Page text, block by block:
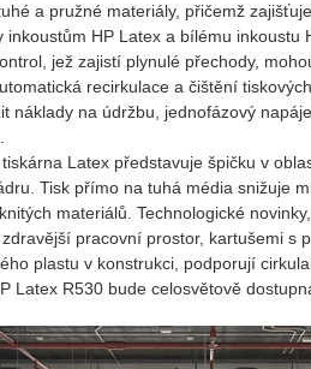
a pruž­né ma­te­ri­á­ly, při­čemž
in­kous­tům HP Latex a bí­lé­mu
jež za­jis­tí ply­nu­lé pře­cho­dy,
re­cir­ku­la­ce a čiš­tě­ní
ná­kla­dy na údrž­bu, jed­no­fá­zo­vý
Latex před­sta­vu­je špič­ku v
Tisk přímo na tuhá média sni­žu­je
ma­te­ri­á­lů. Tech­no­lo­gic­ké
pra­cov­ní pro­stor, kar­tu­še­mi s
plas­tu v kon­struk­ci, pod­po­ru­jí
Latex R530 bude ce­lo­svě­to­vě